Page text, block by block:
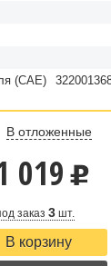
(CAE)
В отложенные
019 u
заказ 3шт.